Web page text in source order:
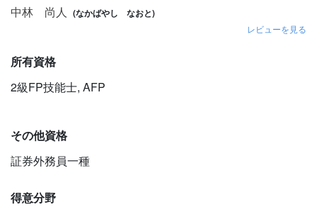
中林 尚人 (なかばやし なおと)
レビューを見る
所有資格
2級FP技能士, AFP
その他資格
証券外務員一種
得意分野